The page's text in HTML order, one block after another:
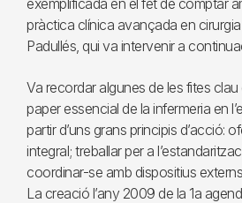
exemplificada en el fet de comptar
pràctica clínica avançada en cirurgia
Padullés, qui va intervenir a
Va recordar algunes de les fites
paper essencial de la infermeria en
partir d’uns grans principis d’acció:
integral; treballar per a
coordinar-se amb dispositius
La creació l’any 2009 de la 1a